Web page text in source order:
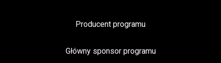
Producent programu
Główny sponsor programu